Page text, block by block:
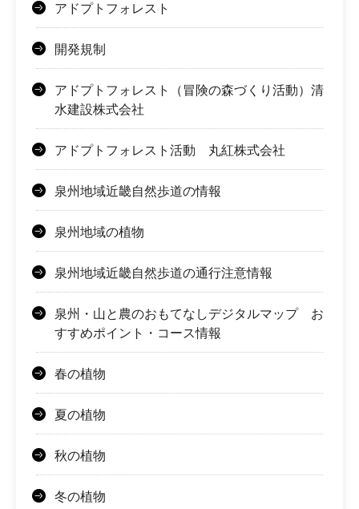
アドプトフォレスト
開発規制
アドプトフォレスト（冒険の森づくり活動）清
水建設株式会社
アドプトフォレスト活動 丸紅株式会社
泉州地域近畿自然歩道の情報
泉州地域の植物
泉州地域近畿自然歩道の通行注意情報
泉州・山と農のおもてなしデジタルマップ お
すすめポイント・コース情報
春の植物
夏の植物
秋の植物
冬の植物